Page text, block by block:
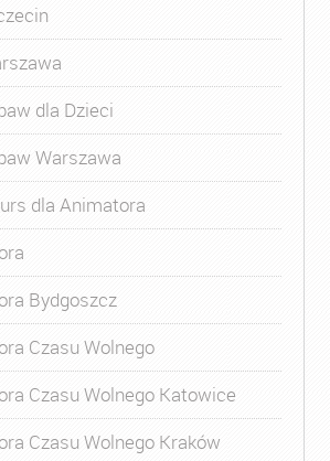
dla Dzieci
Warszawa
dla Animatora
Bydgoszcz
Czasu Wolnego
Czasu Wolnego Katowice
Czasu Wolnego Kraków